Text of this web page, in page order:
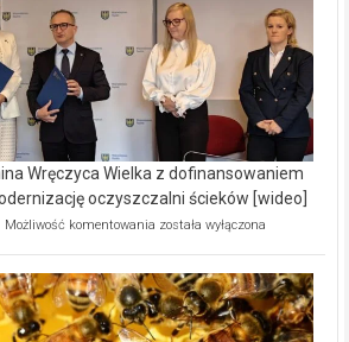
Wręczyca Wielka z dofinansowaniem
oczyszczalni ścieków [wideo]
Możliwość komentowania Ekologiczne
Wręczyca
Wielka
z
dofinansowaniem
została wyłączona